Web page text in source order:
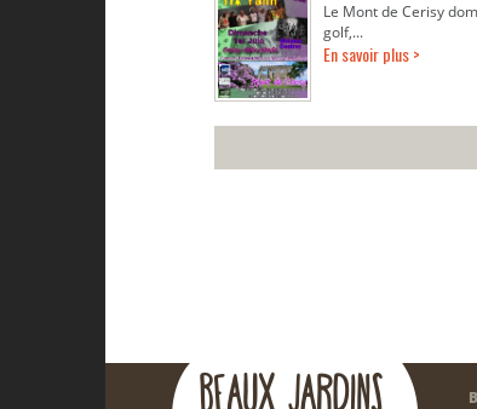
Le Mont de Cerisy
golf,...
En savoir plus >